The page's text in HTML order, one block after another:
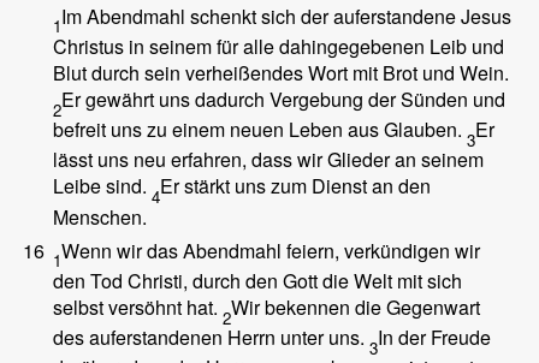
1Im Abendmahl schenkt sich der auferstandene Jesus
Christus in seinem für alle dahingegebenen Leib und
Blut durch sein verheißendes Wort mit Brot und Wein.
2Er gewährt uns dadurch Vergebung der Sünden und
befreit uns zu einem neuen Leben aus Glauben. 3Er
lässt uns neu erfahren, dass wir Glieder an seinem
Leibe sind. 4Er stärkt uns zum Dienst an den
Menschen.
16 1Wenn wir das Abendmahl feiern, verkündigen wir
den Tod Christi, durch den Gott die Welt mit sich
selbst versöhnt hat. 2Wir bekennen die Gegenwart
des auferstandenen Herrn unter uns. 3In der Freude